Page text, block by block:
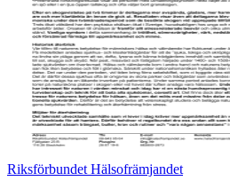
Riksförbundet Hälsofrämjandet